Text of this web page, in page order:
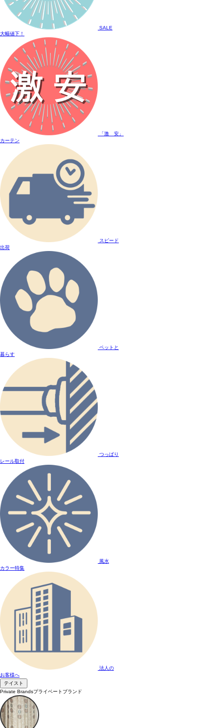
SALE
大幅値下！
「激 安」
カーテン
スピード
出荷
ペットと
暮らす
つっぱり
レール取付
風水
カラー特集
法人の
お客様へ
テイスト
Private Brandsプライベートブランド